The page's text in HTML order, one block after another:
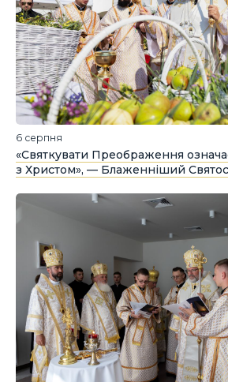
6 серпня
«Святкувати Преображення
з Христом», — Блаженніший